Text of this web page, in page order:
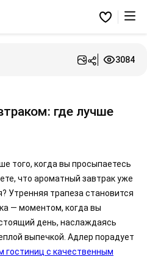
Избранное
3084
где лучше
того, когда вы просыпаетесь
что ароматный завтрак уже
Утренняя трапеза становится
— моментом, когда вы
день, наслаждаясь
выпечкой. Адлер порадует
с качественным